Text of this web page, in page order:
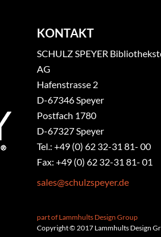
KONTAKT
SCHULZ SPEYER
AG
Hafenstrasse 2
​D-67346 Speyer
Postfach 1780
D-67327 Speyer
Tel.: +49 (0) 62 32-31 81- 00
Fax: +49 (0) 62 32-31 81- 01
sales@schulzspeyer.de
part of Lammhults Design Group
Copyright © 2017 Lammhults Design